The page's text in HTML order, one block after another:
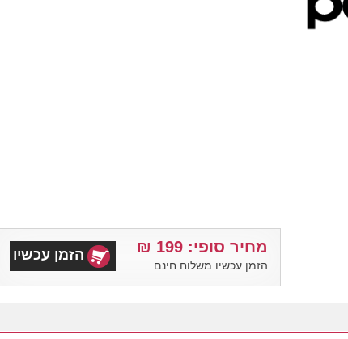
מחיר סופי: 199 ₪
הזמן עכשיו משלוח חינם
הזמן עכשיו